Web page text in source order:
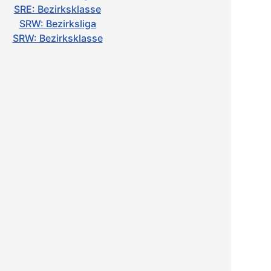
SRE: Bezirksklasse
SRW: Bezirksliga
SRW: Bezirksklasse